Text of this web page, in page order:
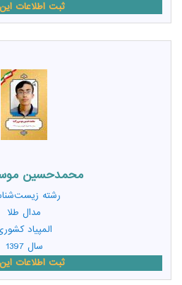
ثبت اطلاعات
محمدحسین
رشته
مدال طلا
المپیاد
سال 1397
ثبت اطلاعات